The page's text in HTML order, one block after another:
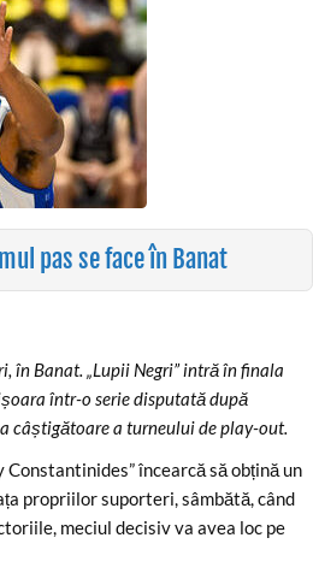
pas se face în Banat
în Banat. „Lupii Negri” intră în finala
într-o serie disputată după
câștigătoare a turneului de play-out.
încearcă să obțină un
propriilor suporteri, sâmbătă, când
meciul decisiv va avea loc pe